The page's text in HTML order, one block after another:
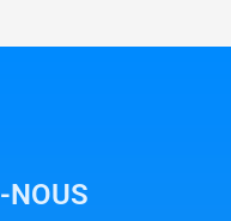
NOUS